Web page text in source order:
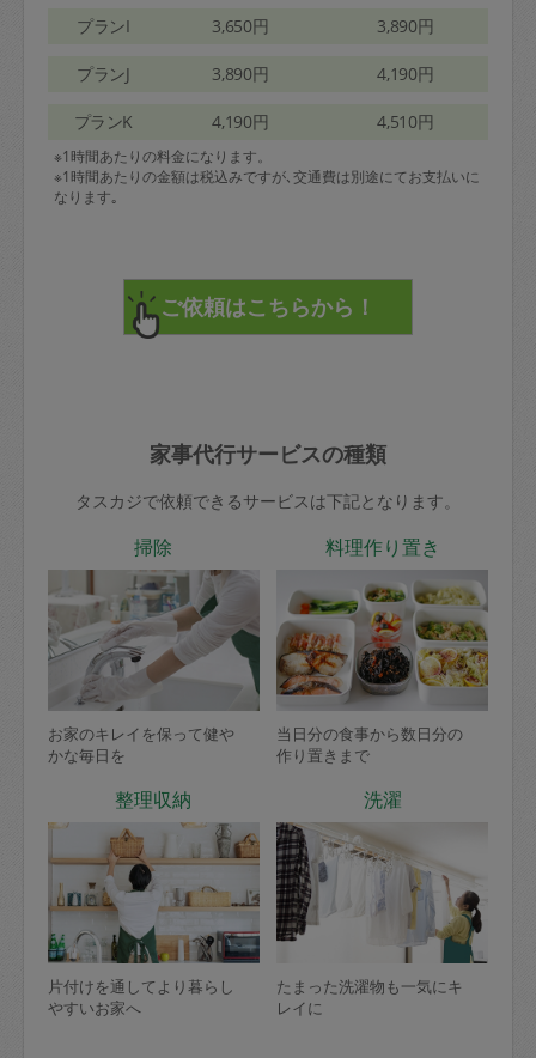
プランI 3,650円 3,890円
プランJ 3,890円 4,190円
プランK 4,190円 4,510円
※1時間あたりの料金になります。
※1時間あたりの金額は税込みですが､交通費は別途にてお支払いに
なります｡
家事代行サービスの種類
タスカジで依頼できるサービスは下記となります。
掃除
お家のキレイを保って健や
かな毎日を
料理作り置き
当日分の食事から数日分の
作り置きまで
整理収納
片付けを通してより暮らし
やすいお家へ
洗濯
たまった洗濯物も一気にキ
レイに